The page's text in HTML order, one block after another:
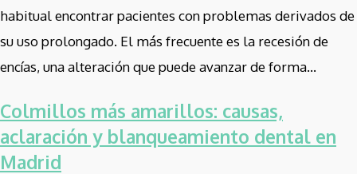
habitual encontrar pacientes con problemas derivados de
su uso prolongado. El más frecuente es la recesión de
encías, una alteración que puede avanzar de forma...
Colmillos más amarillos: causas,
aclaración y blanqueamiento dental en
Madrid